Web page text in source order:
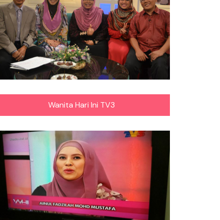
Wanita Hari Ini TV3